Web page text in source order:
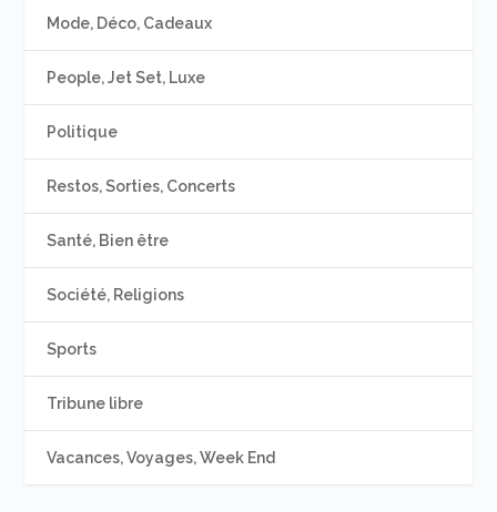
Mode, Déco, Cadeaux
People, Jet Set, Luxe
Politique
Restos, Sorties, Concerts
Santé, Bien être
Société, Religions
Sports
Tribune libre
Vacances, Voyages, Week End